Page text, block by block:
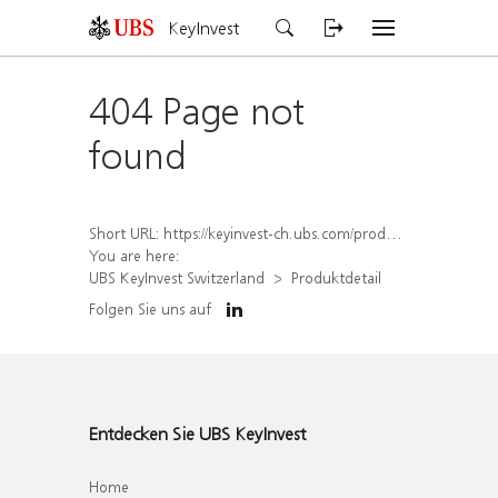
KeyInvest
404 Page not
found
Short URL: https://keyinvest-ch.ubs.com/produkt/detail/index/isin/CH1570364120
You are here:
UBS KeyInvest Switzerland
Produktdetail
Folgen Sie uns auf
Entdecken Sie UBS KeyInvest
Home